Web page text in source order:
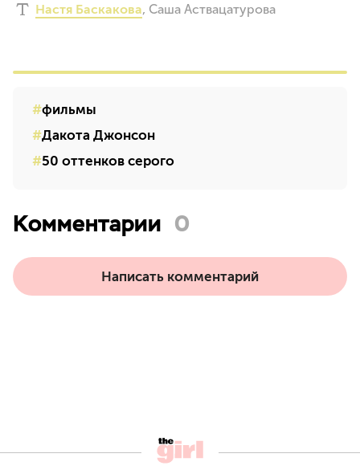
Настя Баскакова, Саша Аствацатурова
фильмы
Дакота Джонсон
50 оттенков серого
Комментарии 0
Написать комментарий